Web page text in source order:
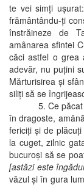
te vei simţi
frământându-ţi
înstrăineze de
amânarea sfintei
căci astfel o grea
adevăr, nu puţini
Mărturisirea şi
siliţi să se
5. Ce păcat de
în dragoste,
fericiţi şi de
la cuget, zilnic
bucuroşi să se
[astăzi este
văzul şi în gura